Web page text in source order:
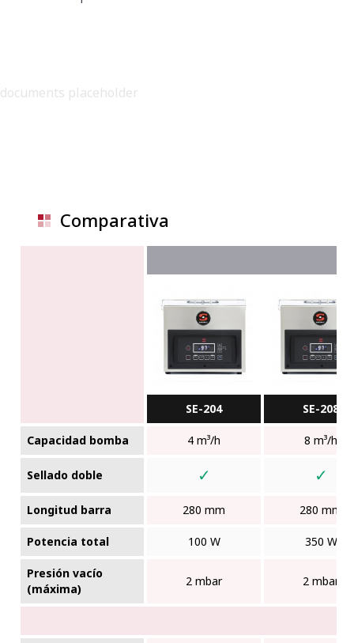
documents placeholder
Comparativa
SE-204 SE-208
Capacidad bomba 4 m³/h 8 m³/h
Sellado doble ✓ ✓
Longitud barra 280 mm 280 mm
Potencia total 100 W 350 W
Presión vacío
(máxima)
2 mbar 2 mbar